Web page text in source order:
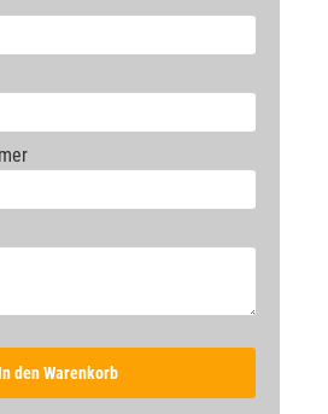
den Warenkorb